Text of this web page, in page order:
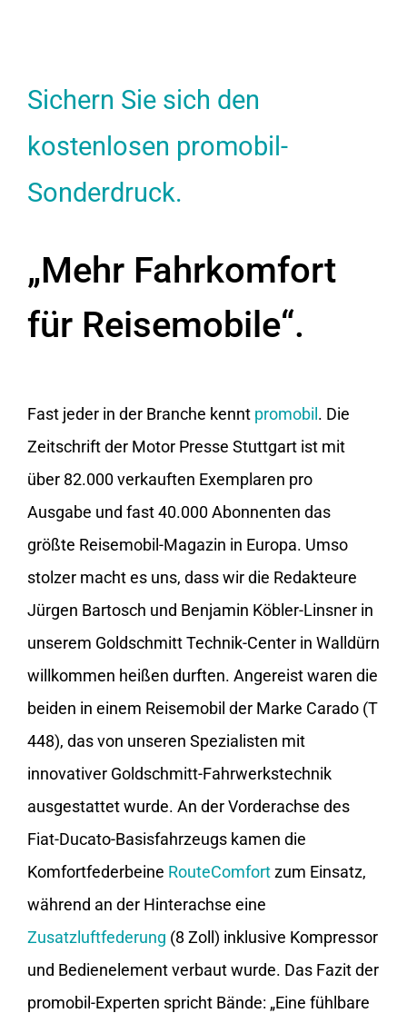
Sichern Sie sich den
kostenlosen promobil-
Sonderdruck.
„Mehr Fahrkomfort
für Reisemobile“.
Fast jeder in der Branche kennt promobil . Die
Zeitschrift der Motor Presse Stuttgart ist mit
über 82.000 verkauften Exemplaren pro
Ausgabe und fast 40.000 Abonnenten das
größte Reisemobil-Magazin in Europa. Umso
stolzer macht es uns, dass wir die Redakteure
Jürgen Bartosch und Benjamin Köbler-Linsner in
unserem Goldschmitt Technik-Center in Walldürn
willkommen heißen durften. Angereist waren die
beiden in einem Reisemobil der Marke Carado (T
448), das von unseren Spezialisten mit
innovativer Goldschmitt-Fahrwerkstechnik
ausgestattet wurde. An der Vorderachse des
Fiat-Ducato-Basisfahrzeugs kamen die
Komfortfederbeine RouteComfortzum Einsatz,
während an der Hinterachse eine
Zusatzluftfederung (8 Zoll) inklusive Kompressor
und Bedienelement verbaut wurde. Das Fazit der
promobil-Experten spricht Bände: „Eine fühlbare